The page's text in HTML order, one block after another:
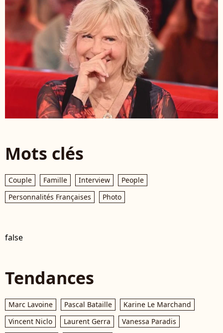
Mots clés
Couple Famille Interview
People
Personnalités Françaises
Photo
false
Tendances
Marc Lavoine Pascal Bataille
Karine Le Marchand
Vincent Niclo
Laurent Gerra
Vanessa Paradis